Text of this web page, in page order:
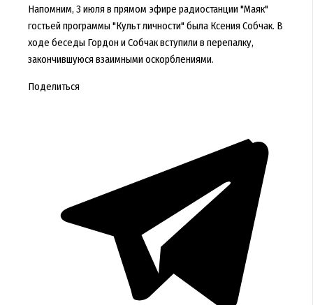
Напомним, 3 июля в прямом эфире радиостанции "Маяк"
гостьей программы "Культ личности" была Ксения Собчак. В
ходе беседы Гордон и Собчак вступили в перепалку,
закончившуюся взаимными оскорблениями.
Поделиться